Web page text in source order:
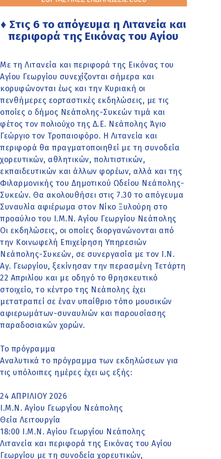
♦ Στις 6 το απόγευμα η Λιτανεία και
περιφορά της Εικόνας του Αγίου
Με τη Λιτανεία και περιφορά της Εικόνας του
Αγίου Γεωργίου συνεχίζονται σήμερα και
κορυφώνονται έως και την Κυριακή οι
πενθήμερες εορταστικές εκδηλώσεις, με τις
οποίες ο δήμος Νεάπολης-Συκεών τιμά και
φέτος τον πολιούχο της Δ.Ε. Νεάπολης Άγιο
Γεώργιο τον Τροπαιοφόρο. Η Λιτανεία και
περιφορά θα πραγματοποιηθεί με τη συνοδεία
χορευτικών, αθλητικών, πολιτιστικών,
εκπαιδευτικών και άλλων φορέων, αλλά και της
Φιλαρμονικής του Δημοτικού Ωδείου Νεάπολης-
Συκεών. Θα ακολουθήσει στις 7.30 το απόγευμα
Συναυλία αφιέρωμα στον Νίκο Ξυλούρη στο
προαύλιο του Ι.Μ.Ν. Αγίου Γεωργίου Νεάπολης
Οι εκδηλώσεις, οι οποίες διοργανώνονται από
την Κοινωφελή Επιχείρηση Υπηρεσιών
Νεάπολης-Συκεών, σε συνεργασία με τον Ι.Ν.
Αγ. Γεωργίου, ξεκίνησαν την περασμένη Τετάρτη
22 Απριλίου και με οδηγό το θρησκευτικό
στοιχείο, το κέντρο της Νεάπολης έχει
μετατραπεί σε έναν υπαίθριο τόπο μουσικών
αφιερωμάτων-συναυλιών και παρουσίασης
παραδοσιακών χορών.
Το πρόγραμμα
Αναλυτικά το πρόγραμμα των εκδηλώσεων για
τις υπόλοιπες ημέρες έχει ως εξής:
24 ΑΠΡΙΛΙΟΥ 2026
Ι.Μ.Ν. Αγίου Γεωργίου Νεάπολης
Θεία Λειτουργία
18:00 Ι.Μ.Ν. Αγίου Γεωργίου Νεάπολης
Λιτανεία και περιφορά της Εικόνας του Αγίου
Γεωργίου με τη συνοδεία χορευτικών,